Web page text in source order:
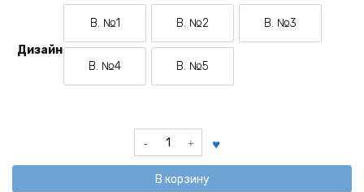
Дизайн
В. №1
Вариант №1
В. №2
Вариант №2
В. №3
Вариант №3
В. №4
Вариант №4
В. №5
Вариант №5
Количество
товара
В корзину